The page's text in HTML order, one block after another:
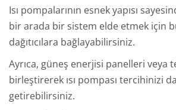
Isı pompalarının esnek yapısı
bir arada bir sistem elde etmek için
dağıtıcılara bağlayabilirsiniz.
Ayrıca, güneş enerjisi panelleri veya
birleştirerek ısı pompası tercihinizi
getirebilirsiniz.